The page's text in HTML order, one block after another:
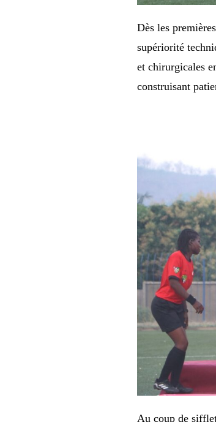
Dès les
supériorité
et chirurgicales
construisant
Au coup de